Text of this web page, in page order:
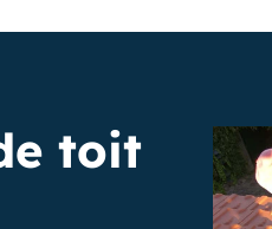
toit